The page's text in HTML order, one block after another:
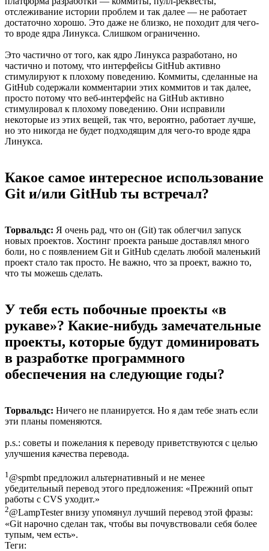
отслеживание истории проблем и так далее — не работает
достаточно хорошо. Это даже не близко, не походит для чего-
то вроде ядра Линукса. Слишком ограниченно.
Это частично от того, как ядро Линукса разработано, но
частично и потому, что интерфейсы GitHub активно
стимулируют к плохому поведению. Коммиты, сделанные на
GitHub содержали комментарии этих коммитов и так далее,
просто потому что веб-интерфейс на GitHub активно
стимулировал к плохому поведению. Они исправили
некоторые из этих вещей, так что, вероятно, работает лучше,
но это никогда не будет подходящим для чего-то вроде ядра
Линукса.
Какое самое интересное использование
Git и/или GitHub ты встречал?
Торвальдс: Я очень рад, что он (Git) так облегчил запуск
новых проектов. Хостинг проекта раньше доставлял много
боли, но с появлением Git и GitHub сделать любой маленький
проект стало так просто. Не важно, что за проект, важно то,
что ты можешь сделать.
У тебя есть побочные проекты «в
рукаве»? Какие-нибудь замечательные
проекты, которые будут доминировать
в разработке программного
обеспечения на следующие годы?
Торвальдс: Ничего не планируется. Но я дам тебе знать если
эти планы поменяются.
p.s.: советы и пожелания к переводу приветствуются с целью
улучшения качества перевода.
1@spmbt предложил альтернативный и не менее
убедительный перевод этого предложения: «Прежний опыт
работы с CVS уходит.»
2@LampTester внизу упомянул лучший перевод этой фразы:
«Git нарочно сделан так, чтобы вы почувствовали себя более
тупым, чем есть».
Теги: